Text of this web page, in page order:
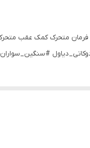
#سنگین_سواران